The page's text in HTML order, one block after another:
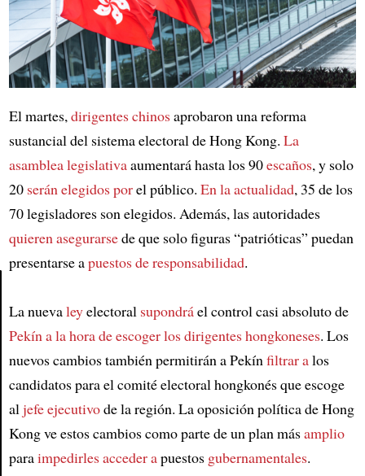
Article
El martes, dirigentes chinosaprobaron una reforma
sustancial del sistema electoral de Hong Kong. La
asamblea legislativaaumentará hasta los 90escaños, y solo
20 serán elegidos porel público. En la actualidad, 35 de los
70 legisladores son elegidos. Además, las autoridades
quieren asegurarsede que solo figuras “patrióticas” puedan
presentarse apuestos de responsabilidad.
La nuevaleyelectoral supondráel control casi absoluto de
Pekín a la hora de escogerlos dirigentes hongkoneses. Los
nuevos cambios también permitirán a Pekín filtrar alos
candidatos para el comité electoral hongkonés que escoge
al jefe ejecutivode la región. La oposición política de Hong
Kong ve estos cambios como parte de un plan másamplio
paraimpedirles acceder apuestos gubernamentales.